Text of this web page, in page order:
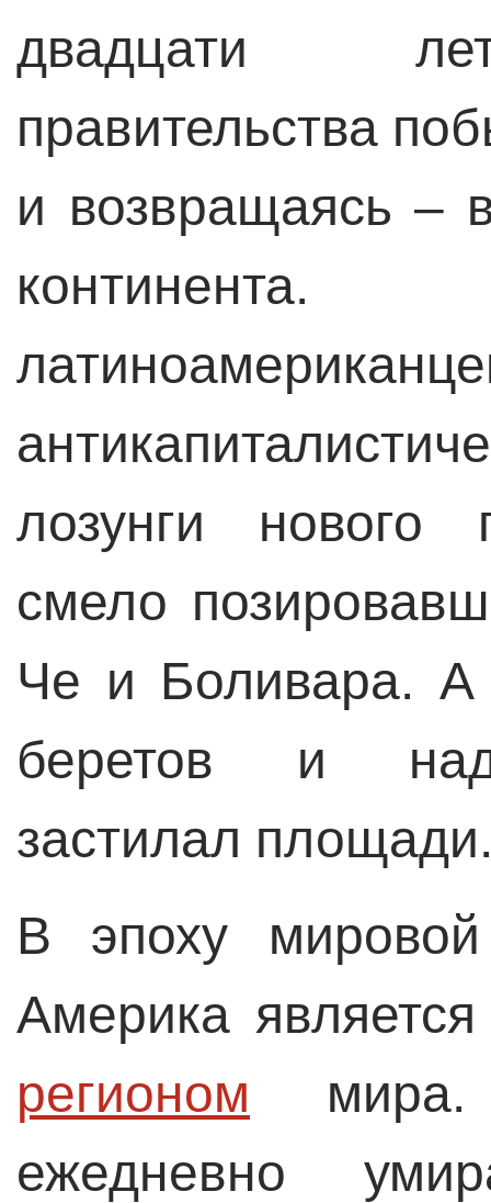
двадцати
правительства
и возвращаясь –
лозунги нового
смело
Че и Боливара. А
беретов и
застилал
В эпоху
Америка
регионом мира.
ежедневно